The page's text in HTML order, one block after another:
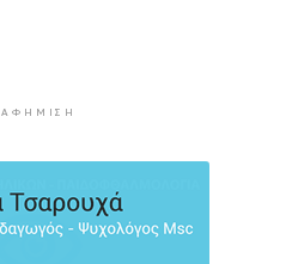
η παρουσίαση του
της ΕΛ.Α.Σ. στη